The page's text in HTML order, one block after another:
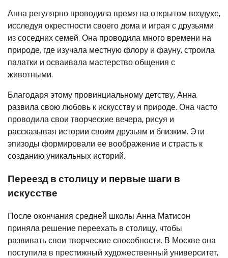
Анна регулярно проводила время на открытом воздухе,
исследуя окрестности своего дома и играя с друзьями
из соседних семей. Она проводила много времени на
природе, где изучала местную флору и фауну, строила
палатки и осваивала мастерство общения с
животными.
Благодаря этому провинциальному детству, Анна
развила свою любовь к искусству и природе. Она часто
проводила свои творческие вечера, рисуя и
рассказывая истории своим друзьям и близким. Эти
эпизоды формировали ее воображение и страсть к
созданию уникальных историй.
Переезд в столицу и первые шаги в
искусстве
После окончания средней школы Анна Матисон
приняла решение переехать в столицу, чтобы
развивать свои творческие способности. В Москве она
поступила в престижный художественный университет,